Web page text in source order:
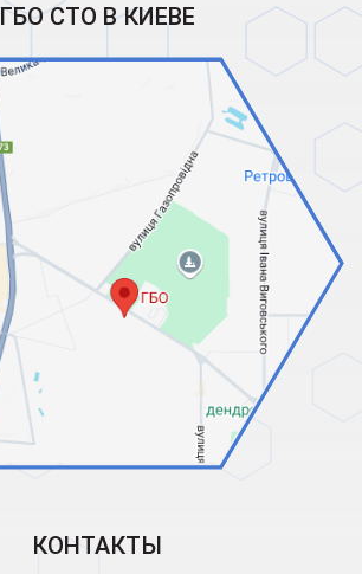
КОНТАКТЫ
ГБО СТО В КИЕВЕ